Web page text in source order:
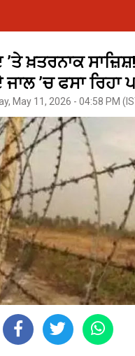
ਖ਼ਤਰਨਾਕ
’ਚ ਫਸਾ ਰਿਹਾ
May 11, 2026 - 04:58 PM